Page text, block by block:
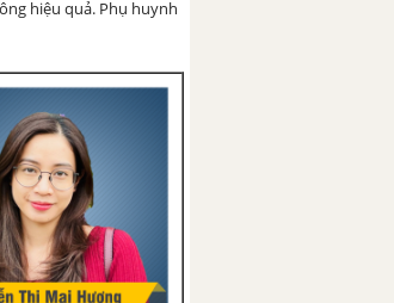
hiệu quả. Phụ huynh